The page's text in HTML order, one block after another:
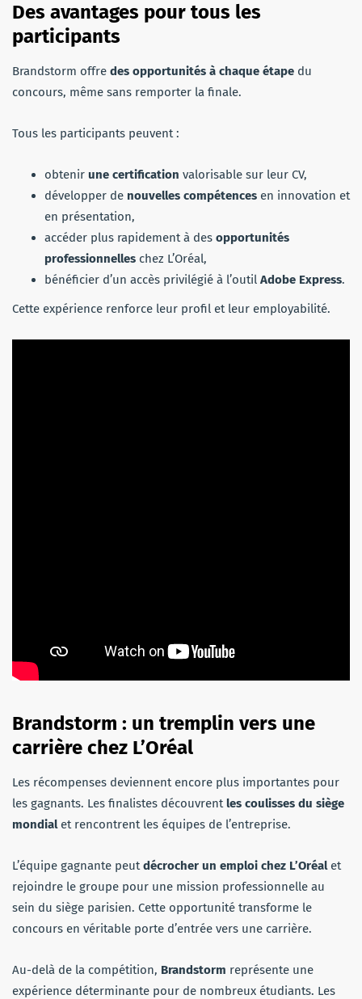
Des avantages pour tous les
participants
Brandstorm offre des opportunités à chaque étape du
concours, même sans remporter la finale.
Tous les participants peuvent :
obtenir une certification valorisable sur leur CV,
développer de nouvelles compétences en innovation et
en présentation,
accéder plus rapidement à des opportunités
professionnelles chez L’Oréal,
bénéficier d’un accès privilégié à l’outil Adobe Express.
Cette expérience renforce leur profil et leur employabilité.
Brandstorm : un tremplin vers une
carrière chez L’Oréal
Les récompenses deviennent encore plus importantes pour
les gagnants. Les finalistes découvrentles coulisses du siège
mondialet rencontrent les équipes de l’entreprise.
L’équipe gagnante peutdécrocher un emploi chez L’Oréal et
rejoindre le groupe pour une mission professionnelle au
sein du siège parisien. Cette opportunité transforme le
concours en véritable porte d’entrée vers une carrière.
Au-delà de la compétition, Brandstorm représente une
expérience déterminante pour de nombreux étudiants. Les